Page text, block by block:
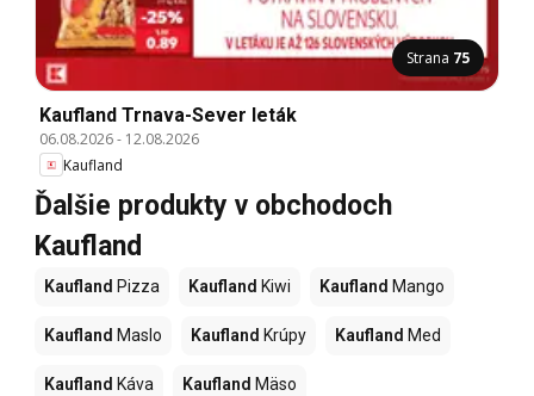
Strana 75
Kaufland Trnava-Sever leták
06.08.2026- 12.08.2026
Kaufland
Ďalšie produkty v obchodoch
Kaufland
Kaufland Pizza Kaufland Kiwi Kaufland Mango
Kaufland Maslo Kaufland Krúpy Kaufland Med
Kaufland Káva Kaufland Mäso